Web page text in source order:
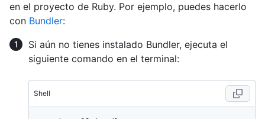
en el proyecto de Ruby. Por ejemplo, puedes hacerlo
con Bundler:
Si aún no tienes instalado Bundler, ejecuta el
siguiente comando en el terminal:
Shell